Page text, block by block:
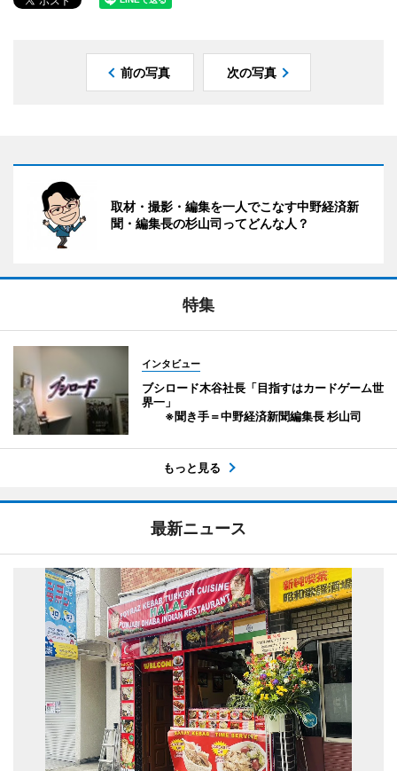
前の写真 次の写真
取材・撮影・編集を一人でこなす中野経済新
聞・編集長の杉山司ってどんな人？
特集
インタビュー
ブシロード木谷社長「目指すはカードゲーム世
界一」
※聞き手＝中野経済新聞編集長 杉山司
もっと見る
最新ニュース